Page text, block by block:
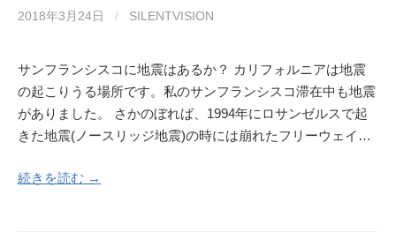
2018年3月24日 / SILENTVISION
サンフランシスコに地震はあるか？ カリフォルニアは地震
の起こりうる場所です。私のサンフランシスコ滞在中も地震
がありました。 さかのぼれば、1994年にロサンゼルスで起
きた地震(ノースリッジ地震)の時には崩れたフリーウェイ…
続きを読む →